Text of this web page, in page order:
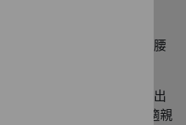
長適合春天氣候，不強調腰
長。
，偽素面剪花緹織變化帶出
整件精緻度，內有裡布舒適親